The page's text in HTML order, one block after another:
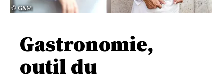
© G&M
Gastronomie,
outil du